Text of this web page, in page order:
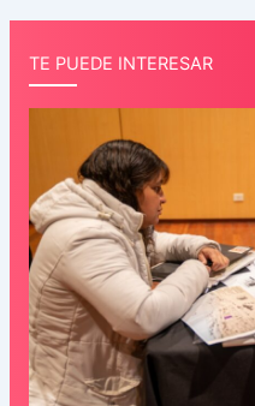
TE PUEDE INTERESAR